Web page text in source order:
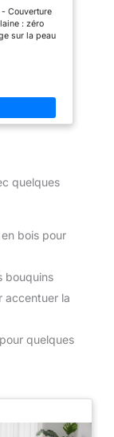
: zéro
sur la peau
la taille L ou
: chaque
hygge,
Noël, un
2024/25
quelques
bois pour
bouquins
accentuer la
quelques